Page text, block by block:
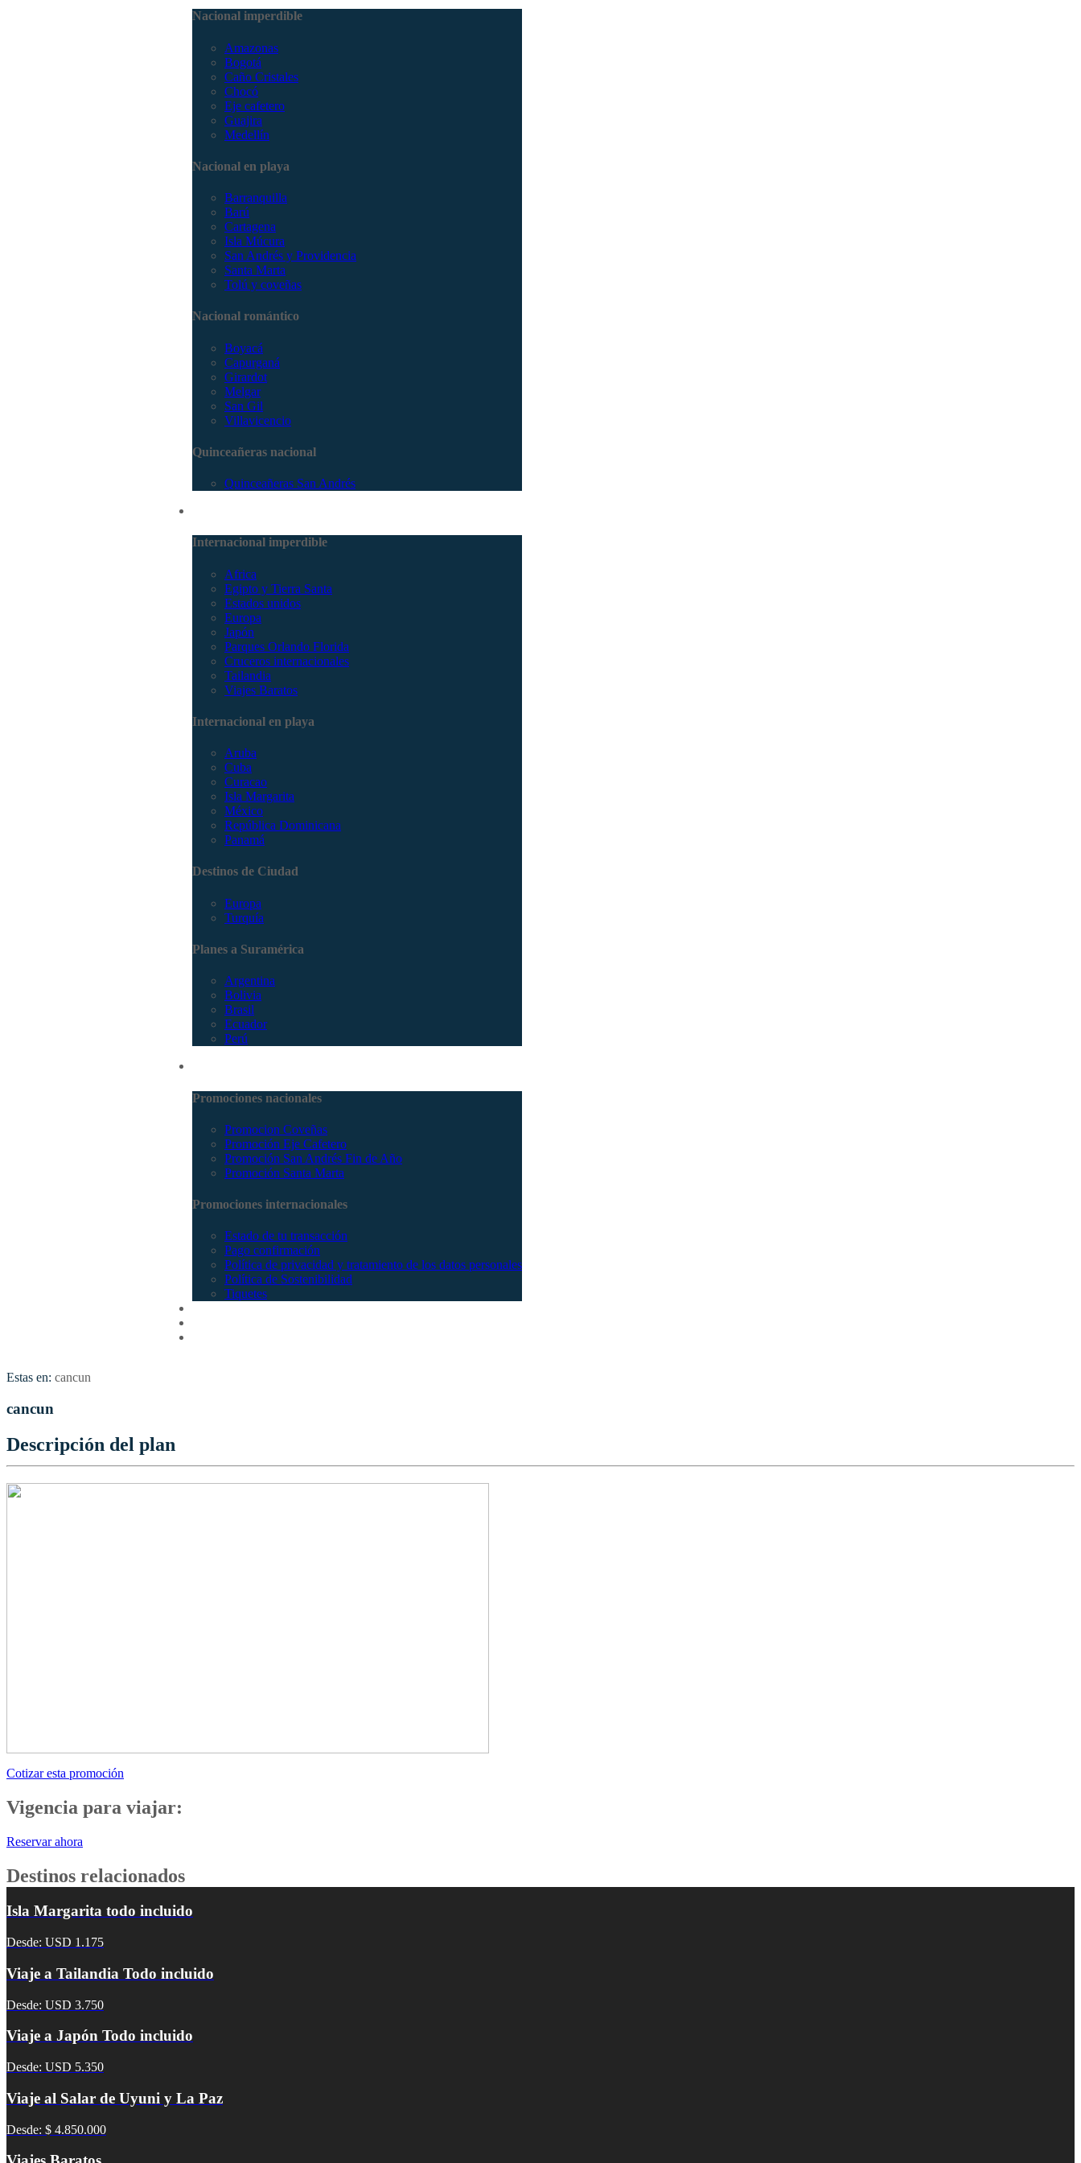
Nacional imperdible
Amazonas
Bogotá
Caño Cristales
Chocó
Eje cafetero
Guajira
Medellín
Nacional en playa
Barranquilla
Barú
Cartagena
Isla Múcura
San Andrés y Providencia
Santa Marta
Tolú y coveñas
Nacional romántico
Boyacá
Capurganá
Girardot
Melgar
San Gil
Villavicencio
Quinceañeras nacional
Quinceañeras San Andrés
Internacional imperdible
Africa
Egipto y Tierra Santa
Estados unidos
Europa
Japón
Parques Orlando Florida
Cruceros internacionales
Tailandia
Viajes Baratos
Internacional en playa
Aruba
Cuba
Curacao
Isla Margarita
México
República Dominicana
Panamá
Destinos de Ciudad
Europa
Turquía
Planes a Suramérica
Argentina
Bolivia
Brasil
Ecuador
Perú
Promociones nacionales
Promocion Coveñas
Promoción Eje Cafetero
Promoción San Andrés Fin de Año
Promoción Santa Marta
Promociones internacionales
Estado de tu transacción
Pago confirmación
Política de privacidad y tratamiento de los datos personales
Política de Sostenibilidad
Tiquetes
Estas en: cancun
cancun
Descripción del plan
Cotizar esta promoción
Vigencia para viajar:
Reservar ahora
Destinos relacionados
Isla Margarita todo incluido
Desde: USD 1.175
Viaje a Tailandia Todo incluido
Desde: USD 3.750
Viaje a Japón Todo incluido
Desde: USD 5.350
Viaje al Salar de Uyuni y La Paz
Desde: $ 4.850.000